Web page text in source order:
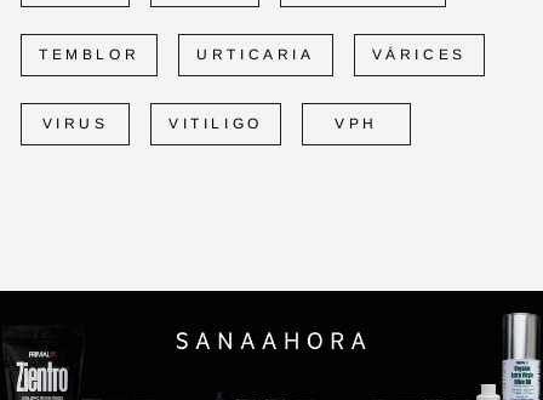
TEMBLOR URTICARIA VÁRICES
VIRUS VITILIGO VPH